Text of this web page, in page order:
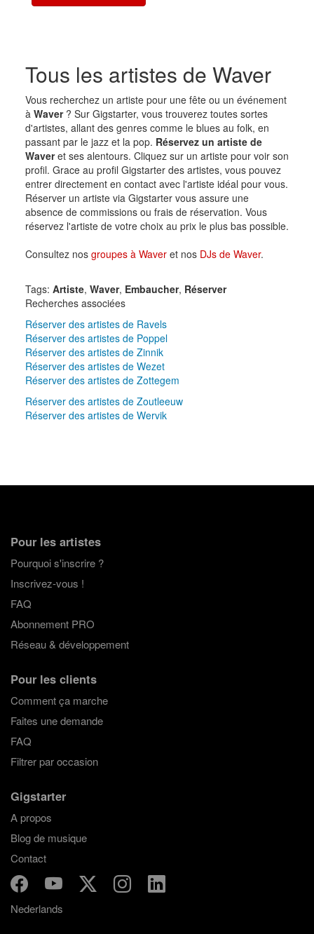
Tous les artistes de Waver
Vous recherchez un artiste pour une fête ou un événement
à Waver? Sur Gigstarter, vous trouverez toutes sortes
d'artistes, allant des genres comme le blues au folk, en
passant par le jazz et la pop. Réservez un artiste de
Waveret ses alentours. Cliquez sur un artiste pour voir son
profil. Grace au profil Gigstarter des artistes, vous pouvez
entrer directement en contact avec l'artiste idéal pour vous.
Réserver un artiste via Gigstarter vous assure une
absence de commissions ou frais de réservation. Vous
réservez l'artiste de votre choix au prix le plus bas possible.
Consultez nos groupes à Waveret nos DJs de Waver.
Tags: Artiste, Waver, Embaucher, Réserver
Recherches associées
Réserver des artistes de Ravels
Réserver des artistes de Poppel
Réserver des artistes de Zinnik
Réserver des artistes de Wezet
Réserver des artistes de Zottegem
Réserver des artistes de Zoutleeuw
Réserver des artistes de Wervik
Pour les artistes
Pourquoi s'inscrire ?
Inscrivez-vous !
FAQ
Abonnement PRO
Réseau & développement
Pour les clients
Comment ça marche
Faites une demande
FAQ
Filtrer par occasion
Gigstarter
A propos
Blog de musique
Contact
Nederlands